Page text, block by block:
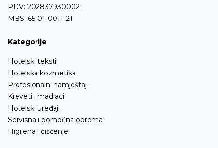
PDV: 202837930002
MBS: 65-01-0011-21
Kategorije
Hotelski tekstil
Hotelska kozmetika
Profesionalni namještaj
Kreveti i madraci
Hotelski uređaji
Servisna i pomoćna oprema
Higijena i čišćenje